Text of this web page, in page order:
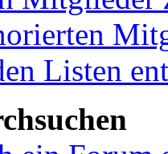
Listen